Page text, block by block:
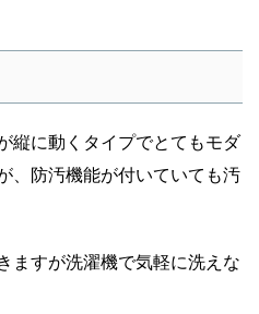
縦に動くタイプでとてもモダ
、防汚機能が付いていても汚
ますが洗濯機で気軽に洗えな